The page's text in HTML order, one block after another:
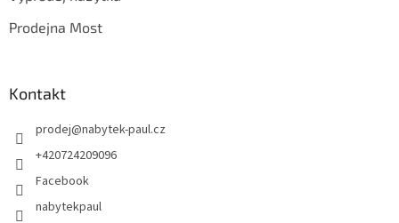
Prodejna Most
Kontakt
prodej@nabytek-paul.cz
+420724209096
Facebook
nabytekpaul